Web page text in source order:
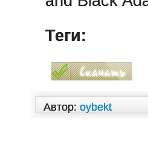
Теги:
Автор: oybekt